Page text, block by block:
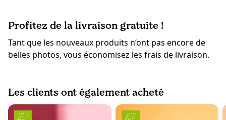
Profitez de la livraison gratuite !
Tant que les nouveaux produits n’ont pas encore de
belles photos, vous économisez les frais de livraison.
Les clients ont également acheté